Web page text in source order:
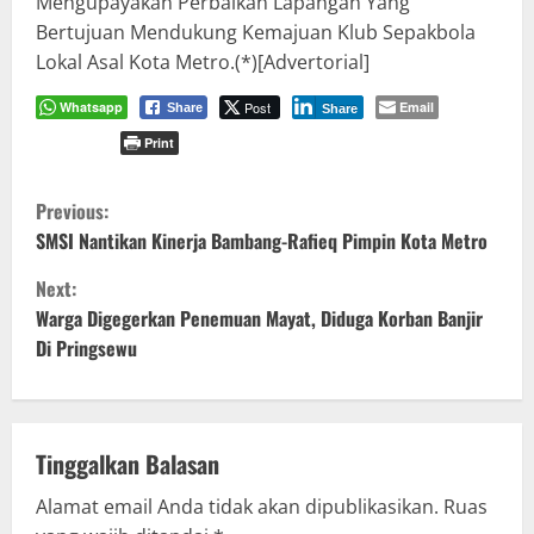
Bertujuan Mendukung Kemajuan Klub Sepakbola
Lokal Asal Kota Metro.(*)[Advertorial]
Whatsapp Share Post Share
Email
Print
C
o
n
t
i
n
u
Previous:
SMSI Nantikan Kinerja Bambang-Rafieq Pimpin Kota Metro
Next:
Warga Digegerkan Penemuan Mayat, Diduga Korban Banjir
Di Pringsewu
Tinggalkan Balasan
Alamat email Anda tidak akan dipublikasikan. Ruas